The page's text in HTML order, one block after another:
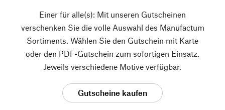
Einer für alle(s): Mit unseren Gutscheinen
verschenken Sie die volle Auswahl des Manufactum
Sortiments. Wählen Sie den Gutschein mit Karte
oder den PDF-Gutschein zum sofortigen Einsatz.
Jeweils verschiedene Motive verfügbar.
Gutscheine kaufen